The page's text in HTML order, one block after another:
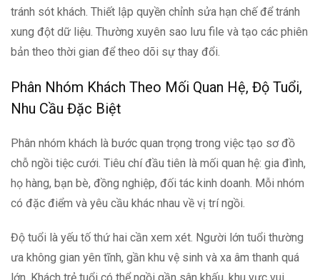
tránh sót khách. Thiết lập quyền chỉnh sửa hạn chế để tránh
xung đột dữ liệu. Thường xuyên sao lưu file và tạo các phiên
bản theo thời gian để theo dõi sự thay đổi.
Phân Nhóm Khách Theo Mối Quan Hệ, Độ Tuổi,
Nhu Cầu Đặc Biệt
Phân nhóm khách là bước quan trọng trong việc tạo sơ đồ
chỗ ngồi tiệc cưới. Tiêu chí đầu tiên là mối quan hệ: gia đình,
họ hàng, bạn bè, đồng nghiệp, đối tác kinh doanh. Mỗi nhóm
có đặc điểm và yêu cầu khác nhau về vị trí ngồi.
Độ tuổi là yếu tố thứ hai cần xem xét. Người lớn tuổi thường
ưa không gian yên tĩnh, gần khu vệ sinh và xa âm thanh quá